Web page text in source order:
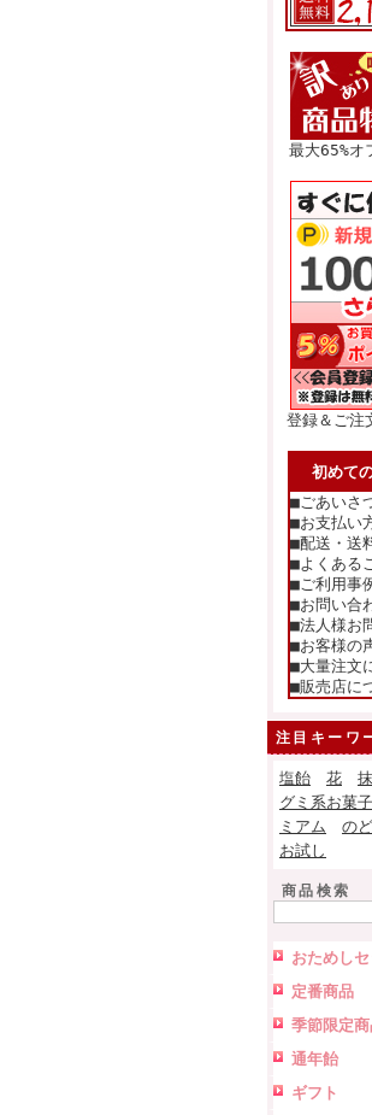
最大65%オ
登録＆ご注
初めて
■ごあいさ
■お支払い
■配送・送
■よくある
■ご利用事
■お問い合
■法人様お
■お客様の
■大量注文
■販売店に
注目キーワ
塩飴 花
グミ系お菓子
ミアム
の
お試し
商品検索
おためしセ
定番商品
季節限定
通年飴
ギフト